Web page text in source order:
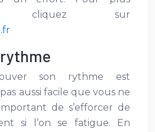
cliquez sur
son rythme est
aussi facile que vous ne
de s’efforcer de
si l’on se fatigue. En